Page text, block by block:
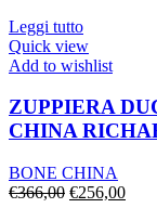
€1.590,00.
Leggi tutto
Quick view
Add to wishlist
ZUPPIERA
CHINA
BONE CHINA
€366,00 Il
€256,00Il